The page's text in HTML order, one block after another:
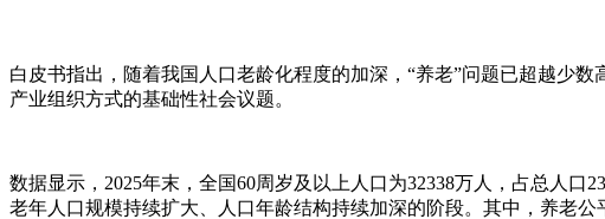
白皮书指出，随着我国人口老龄化程度的加深，“养老”问题已超越少
产业组织方式的基础性社会议题。
数据显示，2025年末，全国60周岁及以上人口为32338万人，占总人口
老年人口规模持续扩大、人口年龄结构持续加深的阶段。其中，养老公